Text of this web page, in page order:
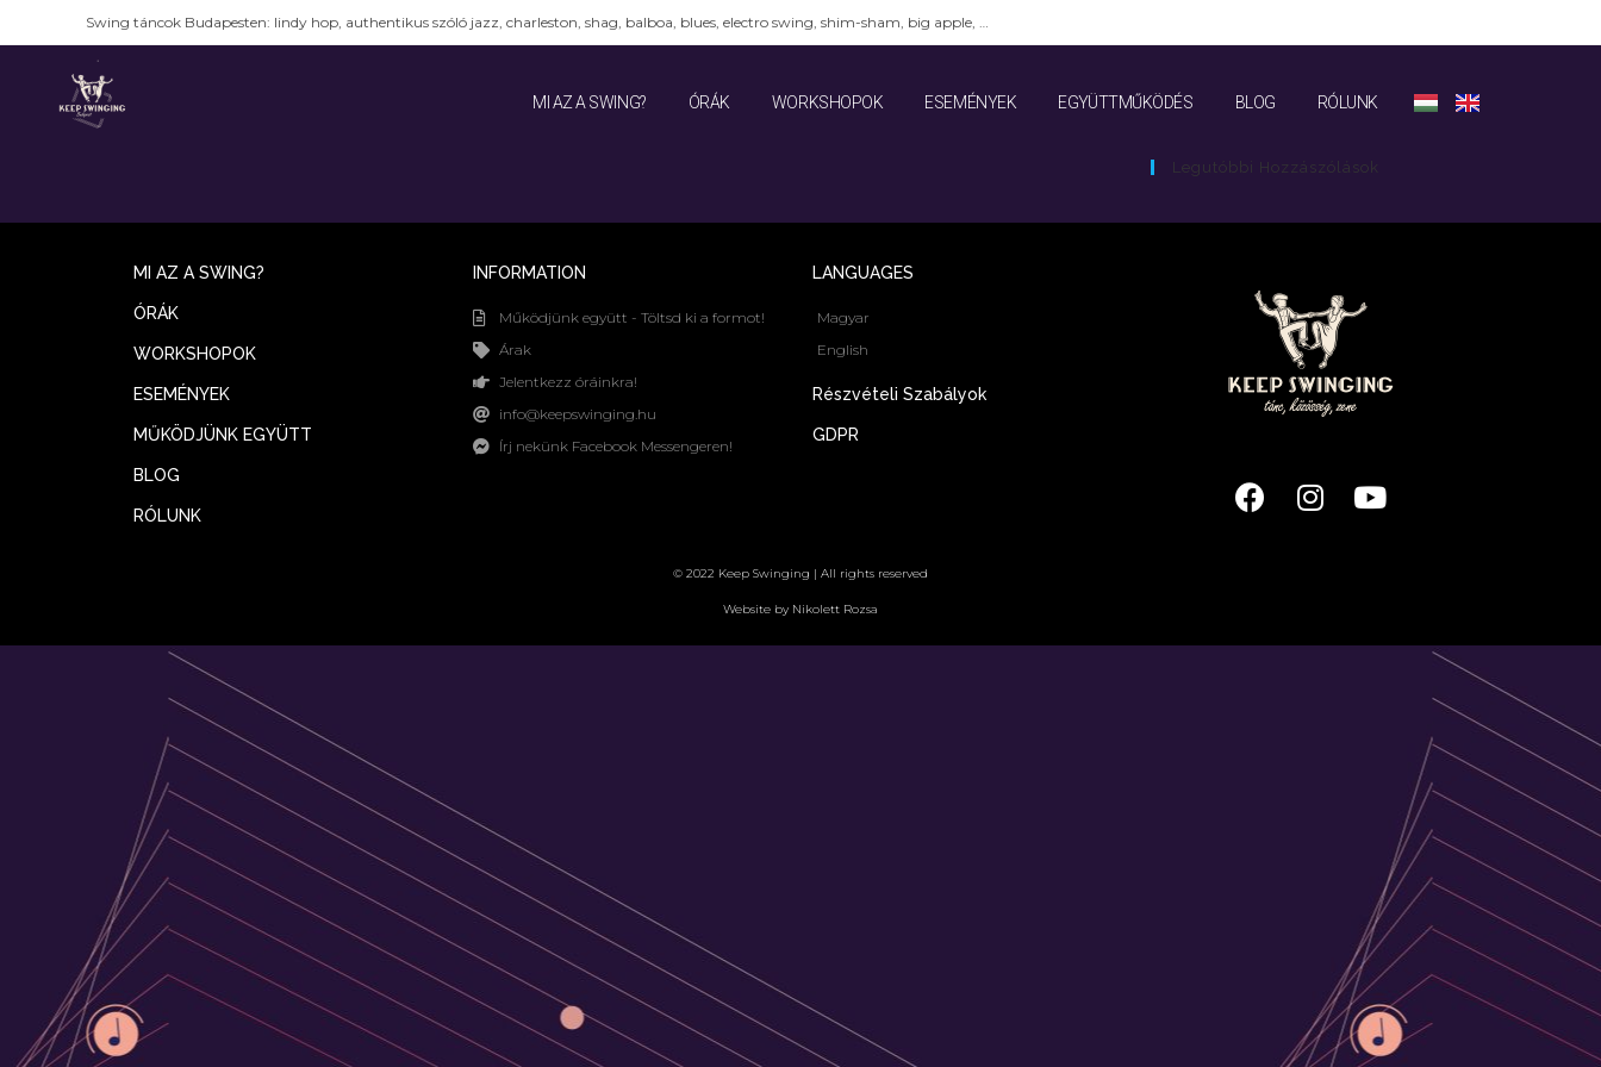
Swing táncok Budapesten: lindy hop, authentikus szóló jazz, charleston, shag, balboa, blues, electro swing, shim-sham, big apple, …
MI AZ A SWING? ÓRÁK WORKSHOPOK ESEMÉNYEK EGYÜTTMŰKÖDÉS BLOG RÓLUNK
It seems we can’t find what you’re looking for.
Legutóbbi Hozzászólások
MI AZ A SWING?
ÓRÁK
WORKSHOPOK
ESEMÉNYEK
MŰKÖDJÜNK EGYÜTT
BLOG
RÓLUNK
INFORMATION
Működjünk együtt - Töltsd ki a formot!
Árak
Jelentkezz óráinkra!
info@keepswinging.hu
Írj nekünk Facebook Messengeren!
LANGUAGES
Magyar
English
Részvételi Szabályok
GDPR
© 2022 Keep Swinging | All rights reserved
Website by Nikolett Rozsa